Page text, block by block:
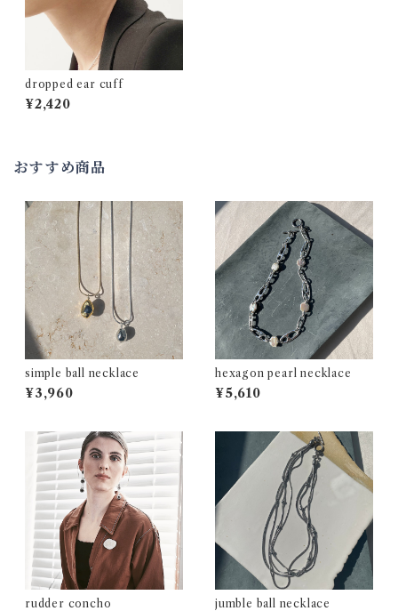
dropped ear cuff
¥2,420
おすすめ商品
simple ball necklace
¥3,960
hexagon pearl necklace
¥5,610
rudder concho jumble ball necklace